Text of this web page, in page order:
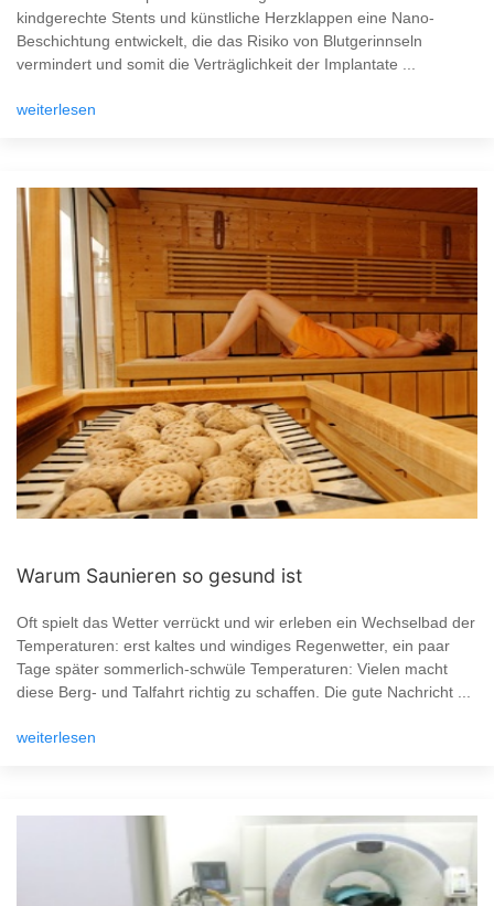
kindgerechte Stents und künstliche Herzklappen eine Nano-
Beschichtung entwickelt, die das Risiko von Blutgerinnseln
vermindert und somit die Verträglichkeit der Implantate ...
weiterlesen
Warum Saunieren so gesund ist
Oft spielt das Wetter verrückt und wir erleben ein Wechselbad der
Temperaturen: erst kaltes und windiges Regenwetter, ein paar
Tage später sommerlich-schwüle Temperaturen: Vielen macht
diese Berg- und Talfahrt richtig zu schaffen. Die gute Nachricht ...
weiterlesen